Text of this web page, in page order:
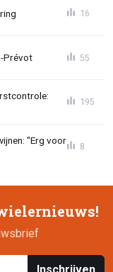
16
Prévot 55
195
"Erg voor
8
Inschrijven